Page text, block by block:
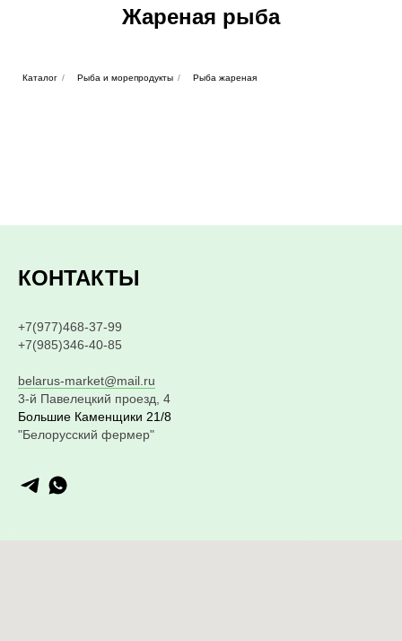
Жареная рыба
Каталог / Рыба и морепродукты / Рыба жареная
КОНТАКТЫ
+7(977)468-37-99
+7(985)346-40-85
belarus-market@mail.ru
3-й Павелецкий проезд, 4
Большие Каменщики 21/8
"Белорусский фермер"